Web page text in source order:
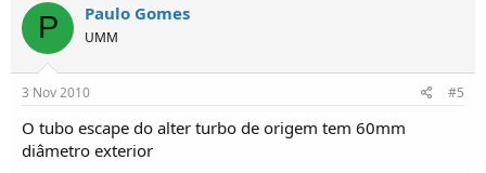
P Paulo Gomes
UMM
3 Nov 2010 #5
O tubo escape do alter turbo de origem tem 60mm
diâmetro exterior